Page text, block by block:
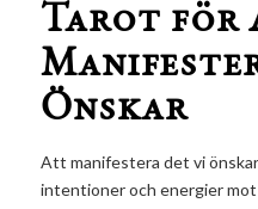
Tarot för
Önskar
Att manifestera det vi
intentioner och energier